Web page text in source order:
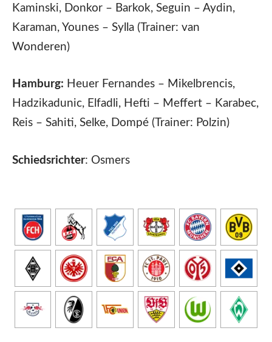
Kaminski, Donkor – Barkok, Seguin – Aydin,
Karaman, Younes – Sylla (Trainer: van
Wonderen)
Hamburg: Heuer Fernandes – Mikelbrencis,
Hadzikadunic, Elfadli, Hefti – Meffert – Karabec,
Reis – Sahiti, Selke, Dompé (Trainer: Polzin)
Schiedsrichter: Osmers